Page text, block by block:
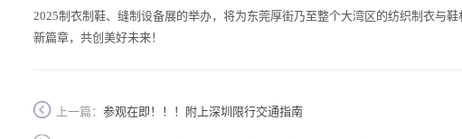
2025制衣制鞋、缝制设备展的举办，将为东莞厚街乃至整个大湾区的纺织制衣与
新篇章，共创美好未来！
上一篇： 参观在即！！！附上深圳限行交通指南